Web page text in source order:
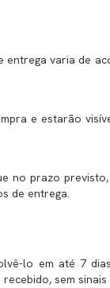
varia de
e estarão
no prazo
de entrega.
lo em até 7
sem